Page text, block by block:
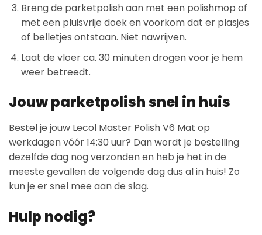
Breng de parketpolish aan met een polishmop of
met een pluisvrije doek en voorkom dat er plasjes
of belletjes ontstaan. Niet nawrijven.
Laat de vloer ca. 30 minuten drogen voor je hem
weer betreedt.
Jouw parketpolish snel in huis
Bestel je jouw Lecol Master Polish V6 Mat op
werkdagen vóór 14:30 uur? Dan wordt je bestelling
dezelfde dag nog verzonden en heb je het in de
meeste gevallen de volgende dag dus al in huis! Zo
kun je er snel mee aan de slag.
Hulp nodig?